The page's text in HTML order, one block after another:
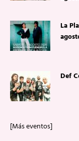
La
Def
[Más eventos]